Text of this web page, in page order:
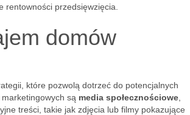
przedsięwzięcia.
domów
które pozwolą dotrzeć do potencjalnych
są media społecznościowe
treści, takie jak zdjęcia lub filmy pokazujące